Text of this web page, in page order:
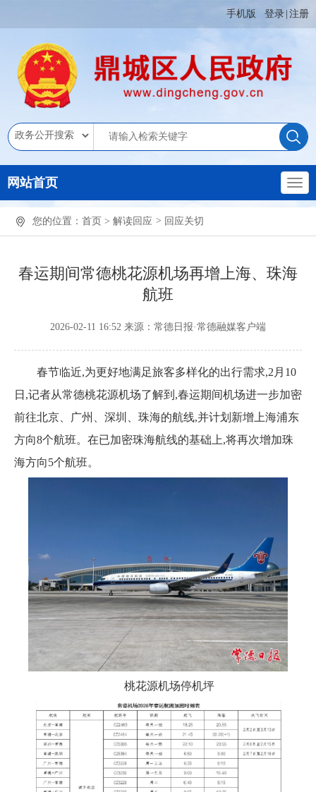
手机版 登录 注册
网站首页
您的位置： 首页 > 解读回应 > 回应关切
春运期间常德桃花源机场再增上海、珠海
航班
2026-02-11 16:52 来源：常德日报·常德融媒客户端
春节临近,为更好地满足旅客多样化的出行需求,2月10
日,记者从常德桃花源机场了解到,春运期间机场进一步加密
前往北京、广州、深圳、珠海的航线,并计划新增上海浦东
方向8个航班。在已加密珠海航线的基础上,将再次增加珠
海方向5个航班。
桃花源机场停机坪